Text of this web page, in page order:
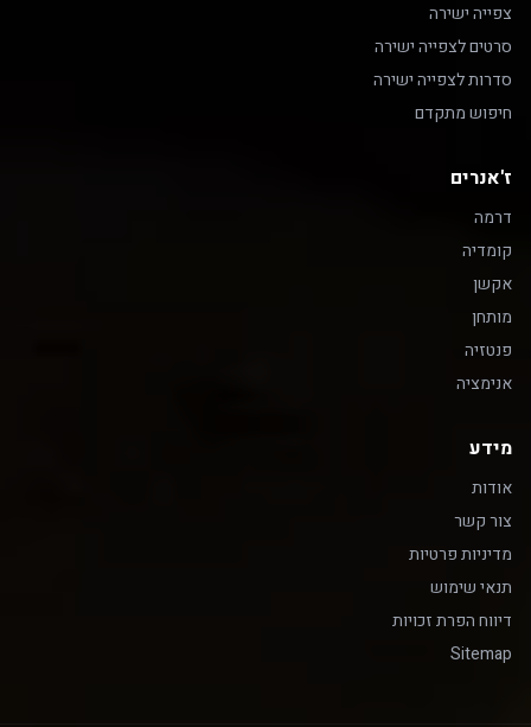
צפייה ישירה
סרטים לצפייה ישירה
סדרות לצפייה ישירה
חיפוש מתקדם
ז'אנרים
דרמה
קומדיה
אקשן
מותחן
פנטזיה
אנימציה
מידע
אודות
צור קשר
מדיניות פרטיות
תנאי שימוש
דיווח הפרת זכויות
Sitemap